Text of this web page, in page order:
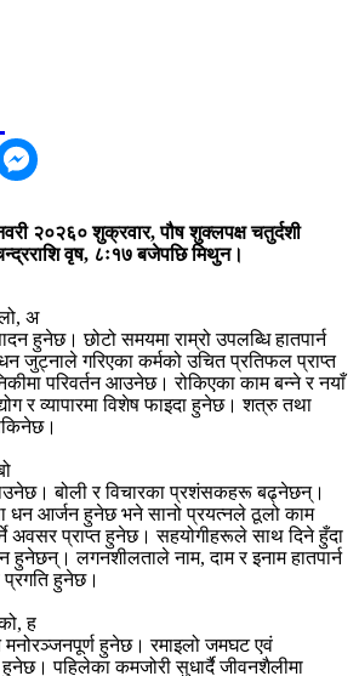
२०२६० शुक्रवार, पौष शुक्लपक्ष चतुर्दशी
वृष, ८ः१७ बजेपछि मिथुन।
अ
हुनेछ। छोटो समयमा राम्रो उपलब्धि हातपार्न
गरिएका कर्मको उचित प्रतिफल प्राप्त
परिवर्तन आउनेछ। रोकिएका काम बन्ने र नयाँ
र व्यापारमा विशेष फाइदा हुनेछ। शत्रु तथा
बोली र विचारका प्रशंसकहरू बढ्नेछन्।
धन आर्जन हुनेछ भने सानो प्रयत्नले ठूलो काम
अवसर प्राप्त हुनेछ। सहयोगीहरूले साथ दिने हुँदा
हुनेछन्। लगनशीलताले नाम, दाम र इनाम हातपार्न
हुनेछ।
ह
हुनेछ। रमाइलो जमघट एवं
पहिलेका कमजोरी सुधार्दै जीवनशैलीमा